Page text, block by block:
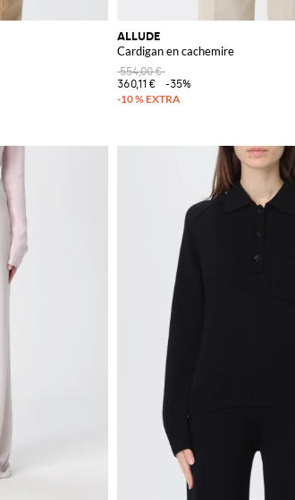
ALLUDE
Cardigan en cachemire
554,00 €
360,11 €
-35%